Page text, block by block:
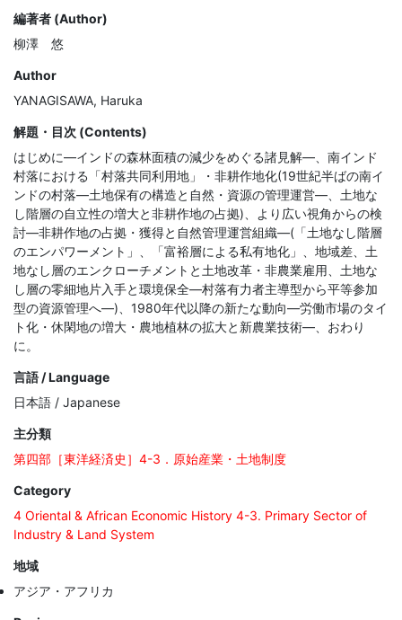
編著者 (Author)
柳澤 悠
Author
YANAGISAWA, Haruka
解題・目次 (Contents)
はじめに―インドの森林面積の減少をめぐる諸見解―、南インド
村落における「村落共同利用地」・非耕作地化(19世紀半ばの南イ
ンドの村落―土地保有の構造と自然・資源の管理運営―、土地な
し階層の自立性の増大と非耕作地の占拠)、より広い視角からの検
討―非耕作地の占拠・獲得と自然管理運営組織―(「土地なし階層
のエンパワーメント」、「富裕層による私有地化」、地域差、土
地なし層のエンクローチメントと土地改革・非農業雇用、土地な
し層の零細地片入手と環境保全―村落有力者主導型から平等参加
型の資源管理へ―)、1980年代以降の新たな動向―労働市場のタイ
ト化・休閑地の増大・農地植林の拡大と新農業技術―、おわり
に。
言語 / Language
日本語 / Japanese
主分類
第四部［東洋経済史］4-3．原始産業・土地制度
Category
4 Oriental & African Economic History 4-3. Primary Sector of
Industry & Land System
地域
アジア・アフリカ